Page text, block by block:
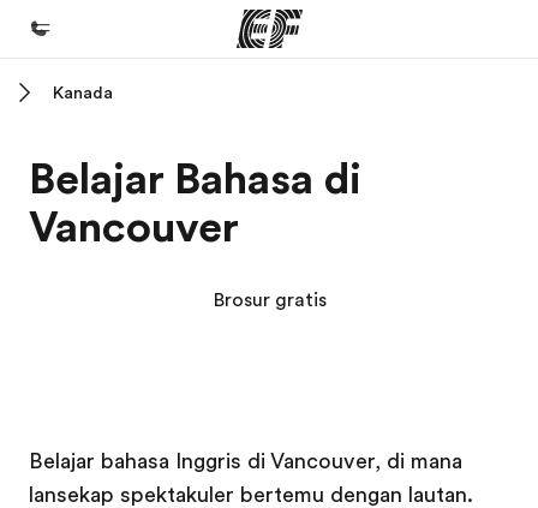
Daftar program
Lihat semua program
Karir
Bergabung dengan tim kami
Kanada
Belajar Bahasa di
Vancouver
Brosur gratis
Belajar bahasa Inggris di Vancouver, di mana
lansekap spektakuler bertemu dengan lautan.